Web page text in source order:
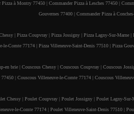
Pizza à Montry 77450 | Commander Pizza à Lesches 77450 |
Gouvernes 77400 | Commander Pizza à
| Pizza Coupvray | Pizza Jossigny | Pizza Lagny-Sur-Marne |
le-Comte 77174 | Pizza Villeneuve-Saint-Denis 77510 | Pizza
en brie | Couscous Chessy | Couscous Coupvray | Couscous
| Couscous Villeneuve-le-Comte 77174 | Couscous
Chessy | Poulet Coupvray | Poulet Jossigny | Poulet Lagny-Sur-
le-Comte 77174 | Poulet Villeneuve-Saint-Denis 77510 |